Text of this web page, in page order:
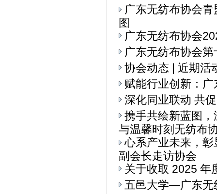
广东无纺布协会
图
广东无纺布协会
广东无纺布协会
协会动态 | 近期
赋能行业创新：
深化同业联动 共
携手共绘新蓝图
与温馨时刻无纺布
心系产业未来，
副会长走访协会
关于收取 2025 年
五邑大学—广东无